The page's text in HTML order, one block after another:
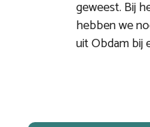
geweest. Bij
hebben we
uit Obdam bij